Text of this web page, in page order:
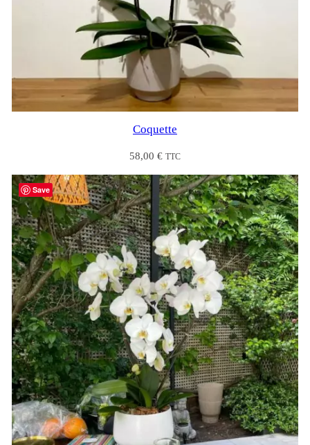
Coquette
58,00 € TTC
Save